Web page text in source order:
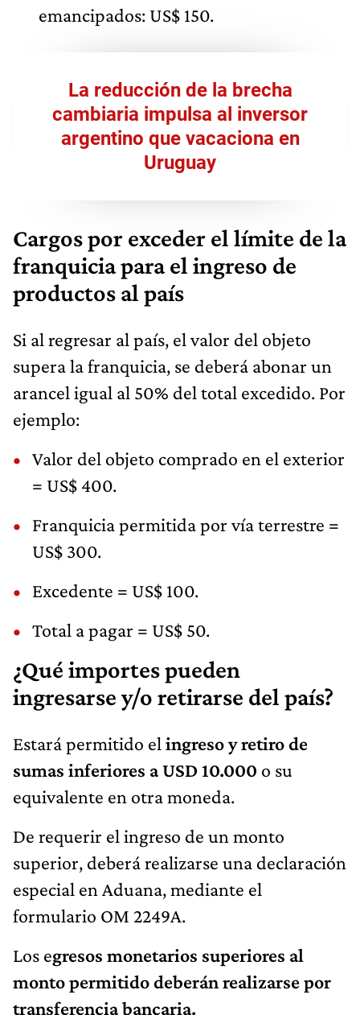
emancipados: US$ 150.
La reducción de la brecha
cambiaria impulsa al inversor
argentino que vacaciona en
Uruguay
Cargos por exceder el límite de la
franquicia para el ingreso de
productos al país
Si al regresar al país, el valor del objeto
supera la franquicia, se deberá abonar un
arancel igual al 50% del total excedido. Por
ejemplo:
Valor del objeto comprado en el exterior
= US$ 400.
Franquicia permitida por vía terrestre =
US$ 300.
Excedente = US$ 100.
Total a pagar = US$ 50.
¿Qué importes pueden
ingresarse y/o retirarse del país?
Estará permitido el ingreso y retiro de
sumas inferiores a USD 10.000 o su
equivalente en otra moneda.
De requerir el ingreso de un monto
superior, deberá realizarse una declaración
especial en Aduana, mediante el
formulario OM 2249A.
Los egresos monetarios superiores al
monto permitido deberán realizarse por
transferencia bancaria.